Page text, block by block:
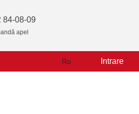
84-08-09
apel
Ro Intrare